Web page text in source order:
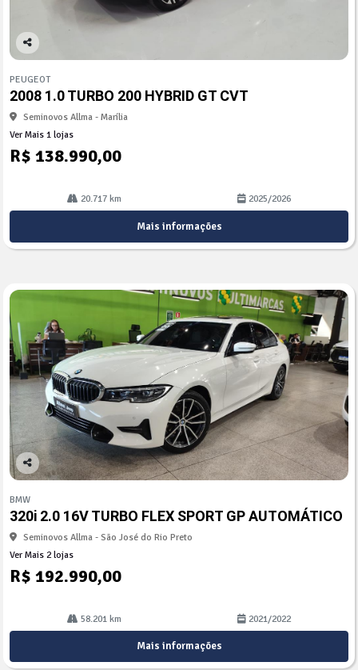
Co
arti
lhe
PEUGEOT
2008 1.0 TURBO 200 HYBRID GT CVT
Seminovos Allma - Marília
Ver Mais 1 lojas
R$ 138.990,00
20.717 km 2025/2026
Mais informações
Co
arti
lhe
BMW
320i 2.0 16V TURBO FLEX SPORT GP AUTOMÁTICO
Seminovos Allma - São José do Rio Preto
Ver Mais 2 lojas
R$ 192.990,00
58.201 km 2021/2022
Mais informações